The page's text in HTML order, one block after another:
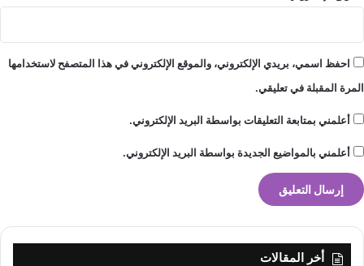
ف
ي
م
احفظ اسمي، بريدي الإلكتروني، والموقع الإلكتروني في هذا المتصفح لاستخدامها
المرة المقبلة في تعليقي.
أعلمني بمتابعة التعليقات بواسطة البريد الإلكتروني.
أعلمني بالمواضيع الجديدة بواسطة البريد الإلكتروني.
أخر المقالات